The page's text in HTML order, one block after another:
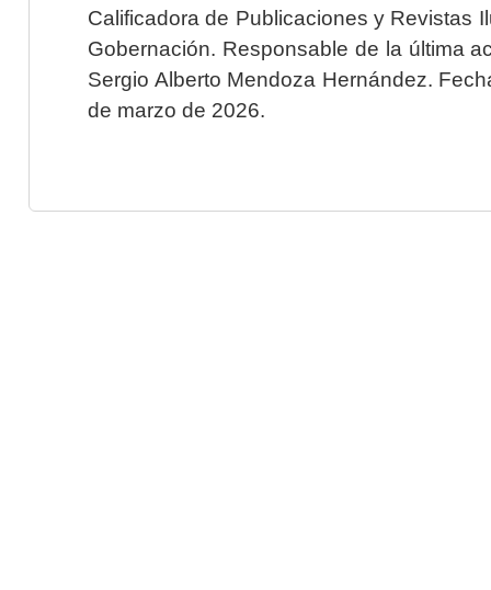
Calificadora de Publicaciones y Revistas
Gobernación. Responsable de la última
Sergio Alberto Mendoza Hernández.
de marzo de 2026.